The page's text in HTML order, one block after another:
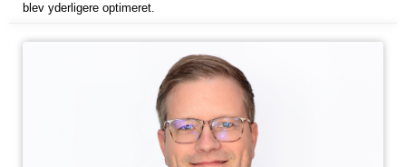
blev yderligere optimeret.